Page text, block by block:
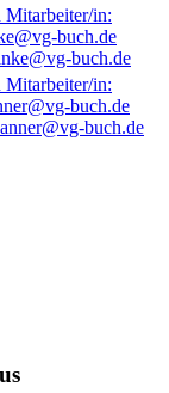
buch.de
buch.de